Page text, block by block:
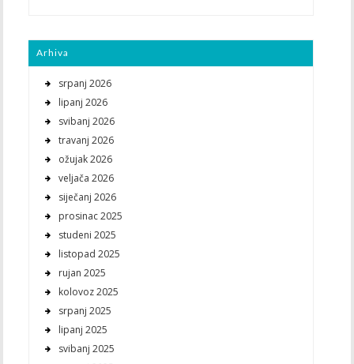
Arhiva
srpanj 2026
lipanj 2026
svibanj 2026
travanj 2026
ožujak 2026
veljača 2026
siječanj 2026
prosinac 2025
studeni 2025
listopad 2025
rujan 2025
kolovoz 2025
srpanj 2025
lipanj 2025
svibanj 2025